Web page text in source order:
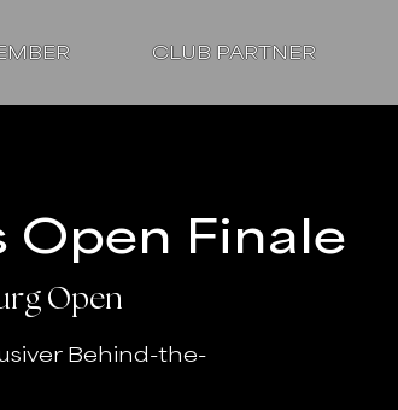
CLUB PARTNER
Open Finale
Open
Behind-the-